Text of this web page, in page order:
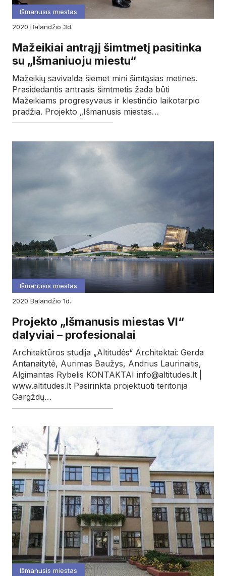
Išmanusis miestas
2020
balandžio 3d.
Mažeikiai antrąjį šimtmetį pasitinka
su „Išmaniuoju miestu“
Mažeikių savivalda šiemet mini šimtąsias metines.
Prasidedantis antrasis šimtmetis žada būti
Mažeikiams progresyvaus ir klestinčio laikotarpio
pradžia. Projekto „Išmanusis miestas…
Išmanusis miestas
2020
balandžio 1d.
Projekto „Išmanusis miestas VI“
dalyviai – profesionalai
Architektūros studija „Altitudės“ Architektai: Gerda
Antanaitytė, Aurimas Baužys, Andrius Laurinaitis,
Algimantas Rybelis KONTAKTAI info@altitudes.lt |
www.altitudes.lt Pasirinkta projektuoti teritorija
Gargždų…
Išmanusis miestas